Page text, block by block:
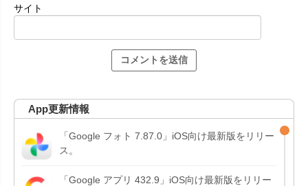
サイト
App更新情報
「Google フォト 7.87.0」iOS向け最新版をリリー
ス。
「Google アプリ 432.9」iOS向け最新版をリリー